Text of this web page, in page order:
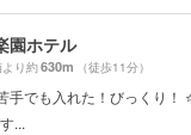
園ホテル
り約630m （徒歩11分）
手でも入れた！びっくり！
...